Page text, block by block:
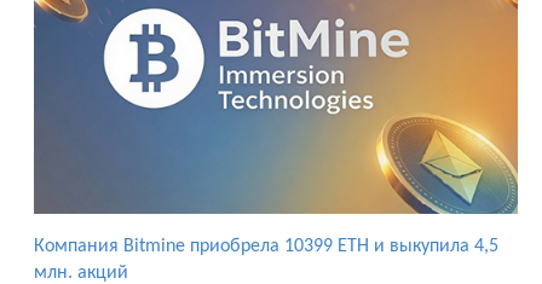
Компания Bitmine приобрела 10399 ETH и выкупила 4,5
млн. акций